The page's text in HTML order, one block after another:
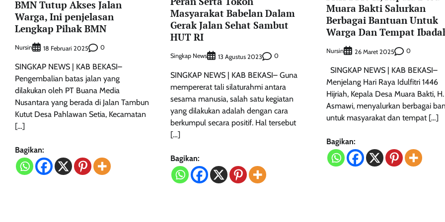
BMN Tutup Akses Jalan
Warga, Ini penjelasan
Lengkap Pihak BMN
Nursin 18 Februari 2025 0
SINGKAP NEWS | KAB BEKASI–
Pengembalian batas jalan yang
dilakukan oleh PT Buana Media
Nusantara yang berada di Jalan Tambun
Kutut Desa Pahlawan Setia, Kecamatan
[…]
Bagikan:
Masyarakat Babelan Dalam
Gerak Jalan Sehat Sambut
HUT RI
Singkap News 13 Agustus 2023 0
SINGKAP NEWS | KAB BEKASI– Guna
mempererat tali silaturahmi antara
sesama manusia, salah satu kegiatan
yang dilakukan adalah dengan cara
berkumpul secara positif. Hal tersebut
[…]
Bagikan:
Muara Bakti Salurkan
Berbagai Bantuan Untuk
Warga Dan Tempat
Nursin 26 Maret 2025 0
SINGKAP NEWS | KAB BEKASI–
Menjelang Hari Raya Idulfitri 1446
Hijriah, Kepala Desa Muara Bakti, H.
Asmawi, menyalurkan berbagai
untuk masyarakat dan tempat […]
Bagikan: